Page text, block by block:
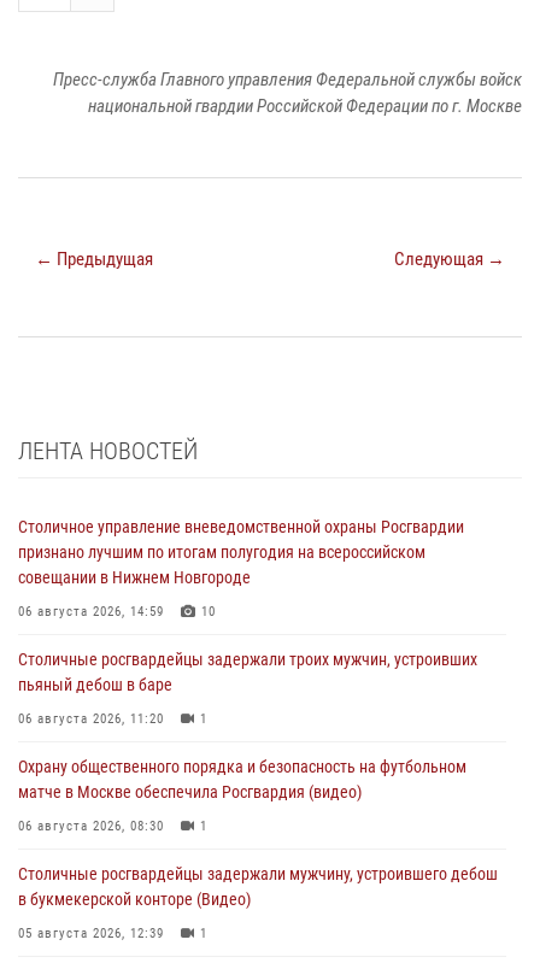
Пресс-служба Главного управления Федеральной службы войск
национальной гвардии Российской Федерации по г. Москве
← Предыдущая Следующая →
ЛЕНТА НОВОСТЕЙ
Столичное управление вневедомственной охраны Росгвардии
признано лучшим по итогам полугодия на всероссийском
совещании в Нижнем Новгороде
06 августа 2026, 14:59 10
Столичные росгвардейцы задержали троих мужчин, устроивших
пьяный дебош в баре
06 августа 2026, 11:20 1
Охрану общественного порядка и безопасность на футбольном
матче в Москве обеспечила Росгвардия (видео)
06 августа 2026, 08:30 1
Столичные росгвардейцы задержали мужчину, устроившего дебош
в букмекерской конторе (Видео)
05 августа 2026, 12:39 1